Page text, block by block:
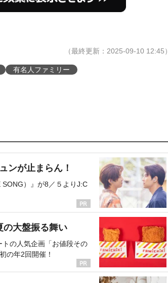
（最終更新：2025-09-10 12:45）
有名人ファミリー
ンが止まらん！
）』が8／５よりJ:C
の大盤振る舞い
の人気企画「お値段その
の年2回開催！